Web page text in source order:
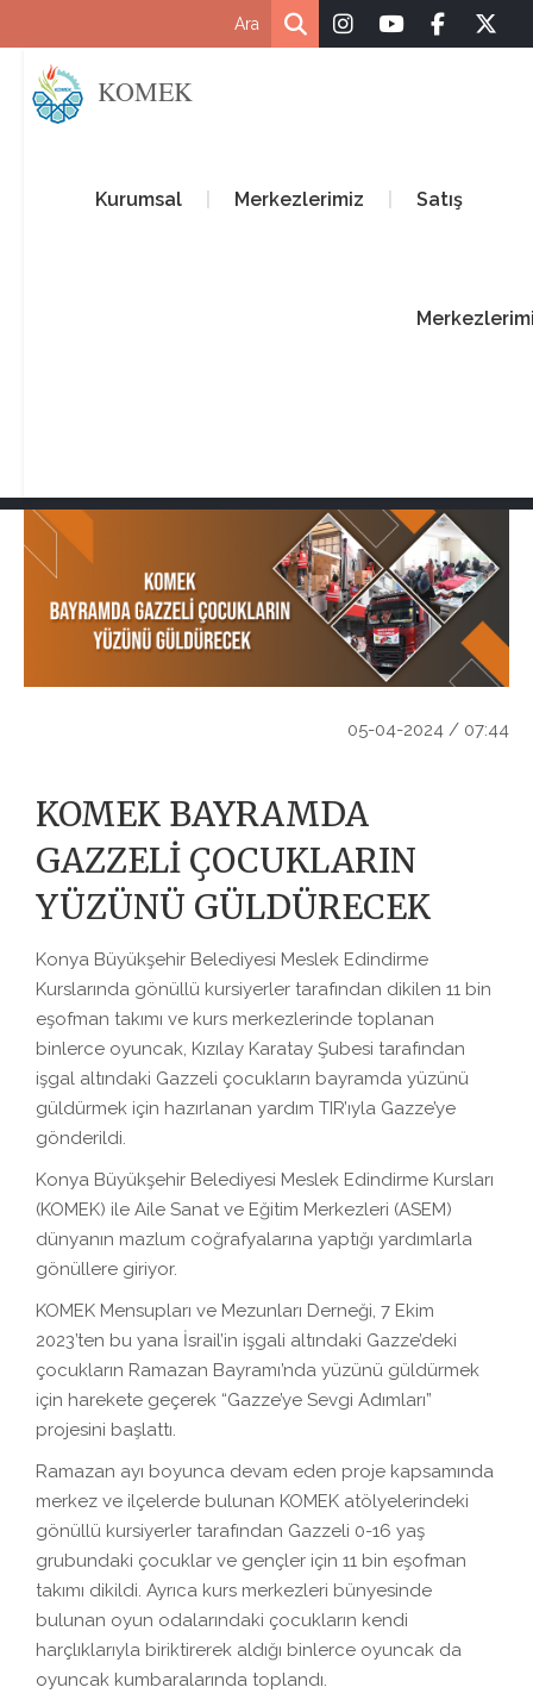
KOMEK
Kurumsal Merkezlerimiz Satış
05-04-2024 / 07:44
KOMEK BAYRAMDA
GAZZELİ ÇOCUKLARIN
YÜZÜNÜ GÜLDÜRECEK
Konya Büyükşehir Belediyesi Meslek Edindirme
Kurslarında gönüllü kursiyerler tarafından dikilen 11 bin
eşofman takımı ve kurs merkezlerinde toplanan
binlerce oyuncak, Kızılay Karatay Şubesi tarafından
işgal altındaki Gazzeli çocukların bayramda yüzünü
güldürmek için hazırlanan yardım TIR’ıyla Gazze’ye
gönderildi.
Konya Büyükşehir Belediyesi Meslek Edindirme Kursları
(KOMEK) ile Aile Sanat ve Eğitim Merkezleri (ASEM)
dünyanın mazlum coğrafyalarına yaptığı yardımlarla
gönüllere giriyor.
KOMEK Mensupları ve Mezunları Derneği, 7 Ekim
2023’ten bu yana İsrail’in işgali altındaki Gazze’deki
çocukların Ramazan Bayramı’nda yüzünü güldürmek
için harekete geçerek “Gazze’ye Sevgi Adımları”
projesini başlattı.
Ramazan ayı boyunca devam eden proje kapsamında
merkez ve ilçelerde bulunan KOMEK atölyelerindeki
gönüllü kursiyerler tarafından Gazzeli 0-16 yaş
grubundaki çocuklar ve gençler için 11 bin eşofman
takımı dikildi. Ayrıca kurs merkezleri bünyesinde
bulunan oyun odalarındaki çocukların kendi
harçlıklarıyla biriktirerek aldığı binlerce oyuncak da
oyuncak kumbaralarında toplandı.